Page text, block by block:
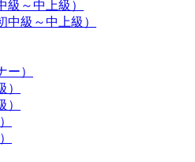
～中上級）
級～中上級）
）